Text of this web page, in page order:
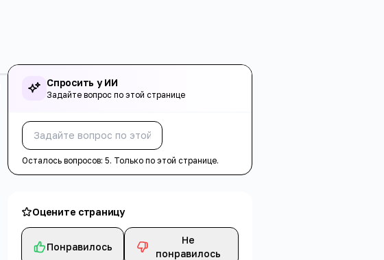
Спросить у ИИ
Задайте вопрос по этой странице
Осталось вопросов:5. Только по этой странице.
Оцените страницу
Понравилось
Не
понравилось